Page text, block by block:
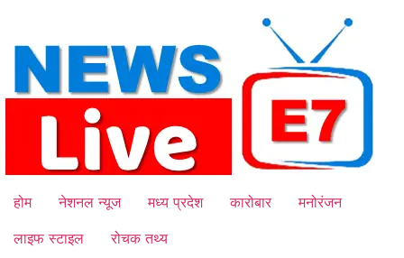
content
होम नेशनल न्यूज मध्य प्रदेश कारोबार
मनोरंजन
लाइफ स्टाइल
रोचक तथ्य